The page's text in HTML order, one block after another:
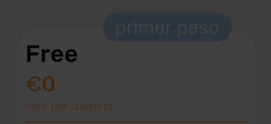
Free
€0
mes por usuario